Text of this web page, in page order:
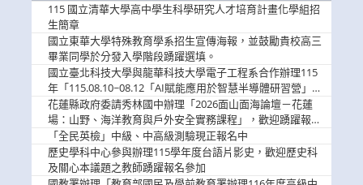
115 國立清華大學高中學生科學研究人才培育計畫化學組招
生簡章
國立東華大學特殊教育學系招生宣傳海報，並鼓勵貴校高三
畢業同學於分發入學階段踴躍選填。
國立臺北科技大學與龍華科技大學電子工程系合作辦理115
年「115.08.10~08.12「AI賦能應用於智慧半導體研習營」，
歡迎學生踴躍報名參加
花蓮縣政府委請秀林國中辦理「2026面山面海論壇－花蓮
場：山野、海洋教育與戶外安全實務課程」，歡迎踴躍報名
參加
「全民英檢」中級、中高級測驗現正報名中
歷史學科中心參與辦理115學年度台語片影史，歡迎歷史科
及關心本議題之教師踴躍報名參加